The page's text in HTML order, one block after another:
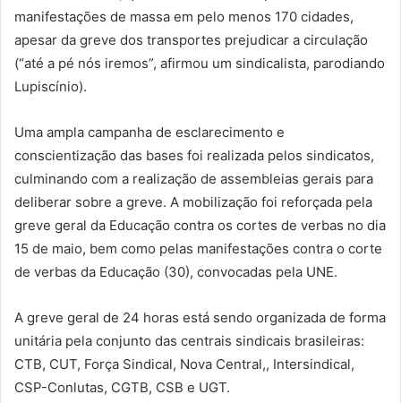
manifestações de massa em pelo menos 170 cidades,
apesar da greve dos transportes prejudicar a circulação
(“até a pé nós iremos”, afirmou um sindicalista, parodiando
Lupiscínio).
Uma ampla campanha de esclarecimento e
conscientização das bases foi realizada pelos sindicatos,
culminando com a realização de assembleias gerais para
deliberar sobre a greve. A mobilização foi reforçada pela
greve geral da Educação contra os cortes de verbas no dia
15 de maio, bem como pelas manifestações contra o corte
de verbas da Educação (30), convocadas pela UNE.
A greve geral de 24 horas está sendo organizada de forma
unitária pela conjunto das centrais sindicais brasileiras:
CTB, CUT, Força Sindical, Nova Central,, Intersindical,
CSP-Conlutas, CGTB, CSB e UGT.